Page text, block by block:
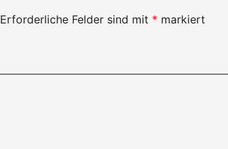
Erforderliche Felder sind mit * markiert